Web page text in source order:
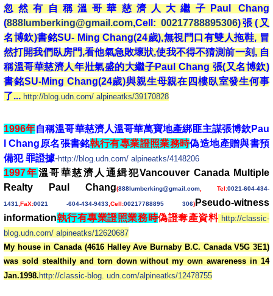
忽然有自稱溫哥華慈濟人大繼子Paul Chang
(888lumberking@gmail.com,Cell: 00217788895306)張(又
名博欽)書銘SU- Ming Chang(24歲),無視門口有雙人拖鞋, 冒
然打開我們臥房門,看他氣急敗壞狀,使我不得不猜測前一刻, 自
稱溫哥華慈濟人年壯氣盛的大繼子Paul Chang 張(又名博欽)
書銘SU-Ming Chang(24歲)與親生母親在四樓臥室發生何事
了... http://blog.udn.com/ alpineatks/39170828
1996年自稱溫哥華慈濟人溫哥華萬寶地產綁匪主謀張博欽Pau
l Chang原名張書銘執行有專業證照業務時偽造地產贈與書預
備犯 罪證據-http://blog.udn.com/ alpineatks/4148206
1997年溫哥華慈濟人通緝犯Vancouver Canada Multiple
Realty Paul Chang(888lumberking@gmail.com , Tel:0021-604-434-
1431 ,FaX:0021 -604-434-9433 ,Cell:00217788895 306) Pseudo-witness
information執行有專業證照業務時偽證奪產資料 http://classic-
blog.udn.com/ alpineatks/12620687
My house in Canada (4616 Halley Ave Burnaby B.C. Canada V5G 3E1)
was sold stealthily and torn down without my own awareness in 14
Jan.1998.http://classic-blog. udn.com/alpineatks/12478755